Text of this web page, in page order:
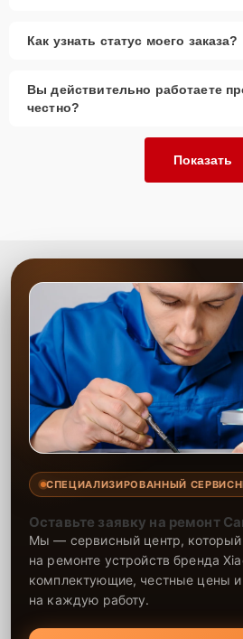
Как узнать статус моего заказа?
Вы действительно работаете
честно?
Показать
СПЕЦИАЛИЗИРОВАННЫЙ
Оставьте заявку на ремонт
Мы — сервисный центр, который
на ремонте устройств бренда
комплектующие, честные цены и
на каждую работу.